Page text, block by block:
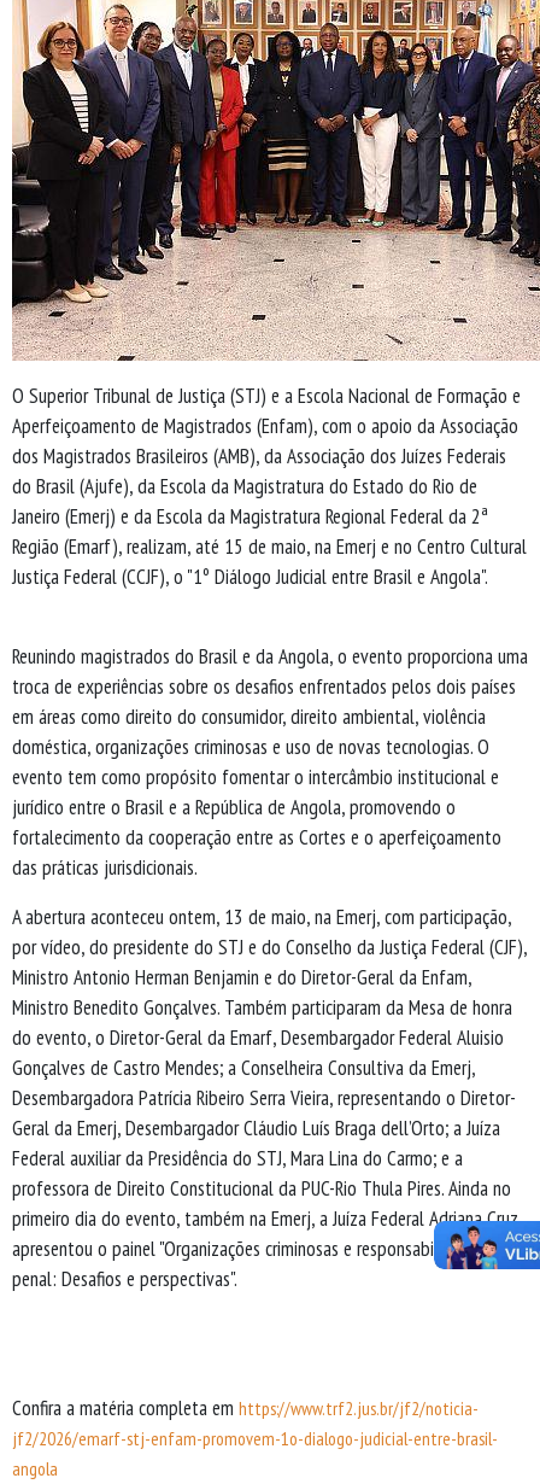
O Superior Tribunal de Justiça (STJ) e a Escola Nacional de Formação e
Aperfeiçoamento de Magistrados (Enfam), com o apoio da Associação
dos Magistrados Brasileiros (AMB), da Associação dos Juízes Federais
do Brasil (Ajufe), da Escola da Magistratura do Estado do Rio de
Janeiro (Emerj) e da Escola da Magistratura Regional Federal da 2ª
Região (Emarf), realizam, até 15 de maio, na Emerj e no Centro Cultural
Justiça Federal (CCJF), o "1º Diálogo Judicial entre Brasil e Angola".
Reunindo magistrados do Brasil e da Angola, o evento proporciona uma
troca de experiências sobre os desafios enfrentados pelos dois países
em áreas como direito do consumidor, direito ambiental, violência
doméstica, organizações criminosas e uso de novas tecnologias. O
evento tem como propósito fomentar o intercâmbio institucional e
jurídico entre o Brasil e a República de Angola, promovendo o
fortalecimento da cooperação entre as Cortes e o aperfeiçoamento
das práticas jurisdicionais.
A abertura aconteceu ontem, 13 de maio, na Emerj, com participação,
por vídeo, do presidente do STJ e do Conselho da Justiça Federal (CJF),
Ministro Antonio Herman Benjamin e do Diretor-Geral da Enfam,
Ministro Benedito Gonçalves. Também participaram da Mesa de honra
do evento, o Diretor-Geral da Emarf, Desembargador Federal Aluisio
Gonçalves de Castro Mendes; a Conselheira Consultiva da Emerj,
Desembargadora Patrícia Ribeiro Serra Vieira, representando o Diretor-
Geral da Emerj, Desembargador Cláudio Luís Braga dell’Orto; a Juíza
Federal auxiliar da Presidência do STJ, Mara Lina do Carmo; e a
professora de Direito Constitucional da PUC-Rio Thula Pires. Ainda no
primeiro dia do evento, também na Emerj, a Juíza Federal Adriana Cruz
apresentou o painel "Organizações criminosas e responsabilização
penal: Desafios e perspectivas".
Confira a matéria completa em https://www.trf2.jus.br/jf2/noticia-
jf2/2026/emarf-stj-enfam-promovem-1o-dialogo-judicial-entre-brasil-
angola